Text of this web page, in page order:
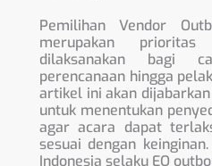
Pemilihan Vendor
merupakan
dilaksanakan bagi
perencanaan hingga
artikel ini akan
untuk menentukan
agar acara dapat
sesuai dengan
Indonesia selaku EO